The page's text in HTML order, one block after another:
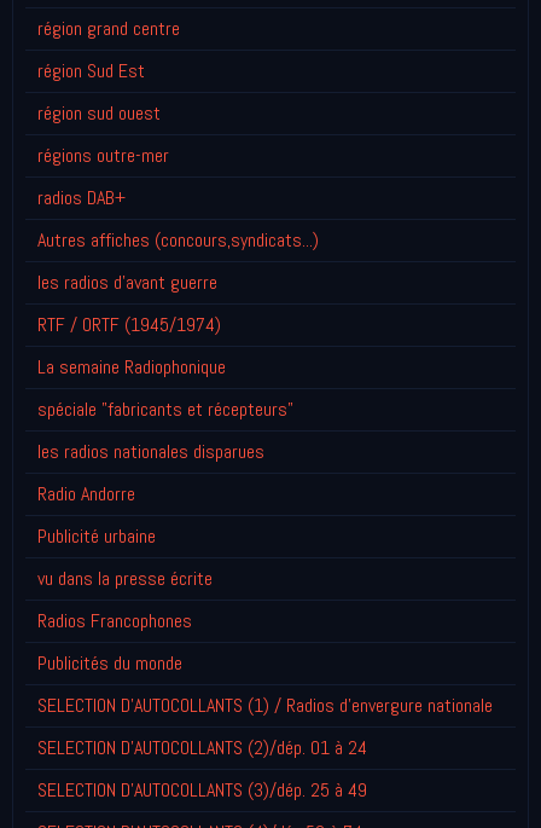
région grand centre
région Sud Est
région sud ouest
régions outre-mer
radios DAB+
Autres affiches (concours,syndicats...)
les radios d'avant guerre
RTF / ORTF (1945/1974)
La semaine Radiophonique
spéciale "fabricants et récepteurs"
les radios nationales disparues
Radio Andorre
Publicité urbaine
vu dans la presse écrite
Radios Francophones
Publicités du monde
SELECTION D'AUTOCOLLANTS (1) / Radios d'envergure nationale
SELECTION D'AUTOCOLLANTS (2)/dép. 01 à 24
SELECTION D'AUTOCOLLANTS (3)/dép. 25 à 49